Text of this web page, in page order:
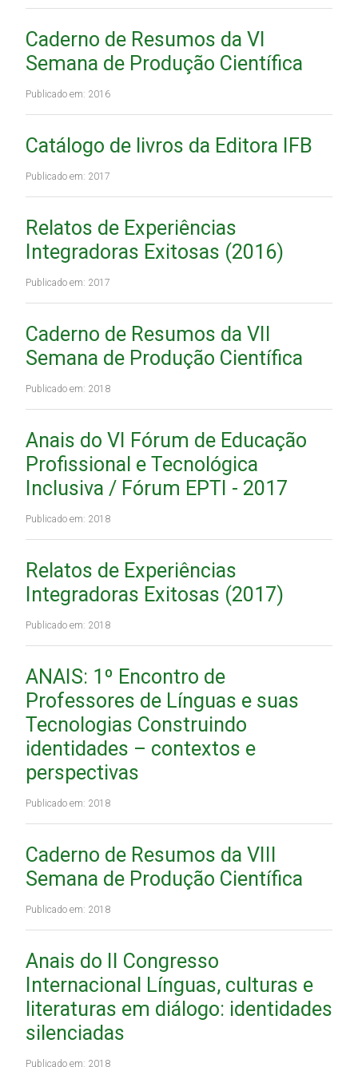
Caderno de Resumos da VI
Semana de Produção Científica
Publicado em: 2016
Catálogo de livros da Editora IFB
Publicado em: 2017
Relatos de Experiências
Integradoras Exitosas (2016)
Publicado em: 2017
Caderno de Resumos da VII
Semana de Produção Científica
Publicado em: 2018
Anais do VI Fórum de Educação
Profissional e Tecnológica
Inclusiva / Fórum EPTI - 2017
Publicado em: 2018
Relatos de Experiências
Integradoras Exitosas (2017)
Publicado em: 2018
ANAIS: 1º Encontro de
Professores de Línguas e suas
Tecnologias Construindo
identidades – contextos e
perspectivas
Publicado em: 2018
Caderno de Resumos da VIII
Semana de Produção Científica
Publicado em: 2018
Anais do II Congresso
Internacional Línguas, culturas e
literaturas em diálogo: identidades
silenciadas
Publicado em: 2018